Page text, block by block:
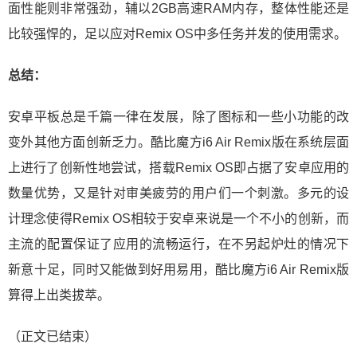
面性能则非常强劲，辅以2GB高速RAM内存，整体性能还是
比较强悍的，足以应对Remix OS中多任务并发的使用需求。
总结：
安卓平板总是千篇一律在发展，除了图标和一些小功能的改
变外其他方面创新乏力。酷比魔方i6 Air Remix版在系统层面
上进行了创新性地尝试，搭载Remix OS即占据了安卓应用的
数量优势，又是针对审美疲劳的用户们一个刺激。多元的设
计理念使得Remix OS相较于安卓来说是一个不小的创新，而
主流的配置保证了应用的流畅运行，在不另起炉灶的情况下
新意十足，同时又能做到好用易用，酷比魔方i6 Air Remix版
算得上出类拔萃。
（正文已结束）